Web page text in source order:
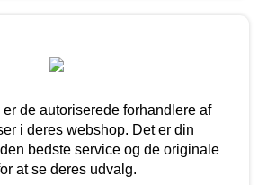
de autoriserede forhandlere af
i deres webshop. Det er din
bedste service og de originale
at se deres udvalg.